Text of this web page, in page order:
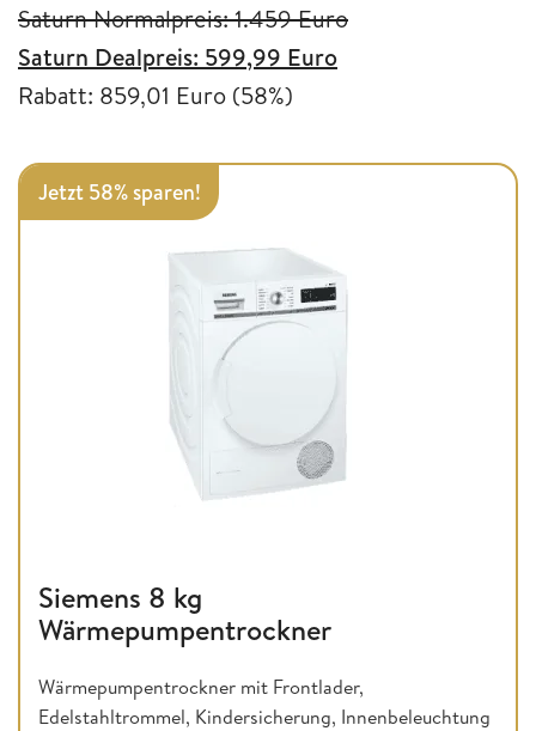
Saturn Normalpreis: 1.459 Euro
Saturn Dealpreis: 599,99 Euro
Rabatt: 859,01 Euro (58%)
Jetzt 58% sparen!
Siemens 8 kg
Wärmepumpentrockner
Wärmepumpentrockner mit Frontlader,
Edelstahltrommel, Kindersicherung, Innenbeleuchtung